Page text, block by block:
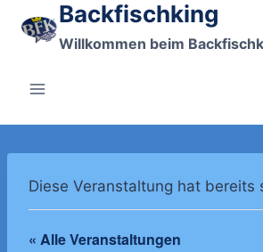
Inhalt
Backfischking
Willkommen beim
Diese Veranstaltung hat bereits
« Alle Veranstaltungen